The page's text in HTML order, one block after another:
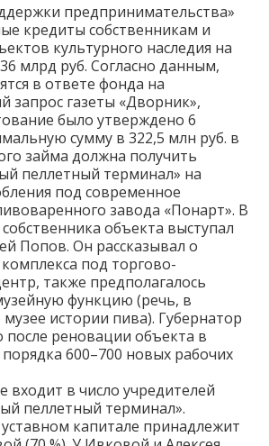
предпринимательства»
кредиты собственникам и
культурного наследия на
млрд руб. Согласно данным,
в ответе фонда на
газеты «Дворник»,
было утверждено 6
сумму в 322,5 млн руб. в
займа должна получить
пеллетный терминал» на
под современное
завода «Понарт». В
объекта выступал
Попов. Он рассказывал о
под торгово-
также предполагалось
функцию (речь, в
истории пива). Губернатор
после реновации объекта в
600–700 новых рабочих
входит в число учредителей
пеллетный терминал».
капитале принадлежит